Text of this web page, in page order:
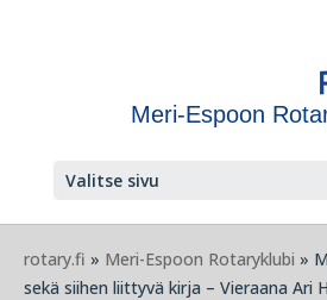
Meri-Espoon
Valitse sivu
rotary.fi » Meri-Espoon Rotaryklubi »
sekä siihen liittyvä kirja – Vieraana Ari